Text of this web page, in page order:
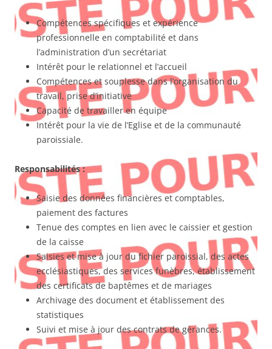
Compétences spécifiques et expérience
professionnelle en comptabilité et dans
l’administration d’un secrétariat
Intérêt pour le relationnel et l’accueil
Compétences et souplesse dans l’organisation du
travail, prise d’initiative
Capacité de travailler en équipe
Intérêt pour la vie de l’Eglise et de la communauté
paroissiale.
Responsabilités :
Saisie des données financières et comptables,
paiement des factures
Tenue des comptes en lien avec le caissier et gestion
de la caisse
Saisies et mise à jour du fichier paroissial, des actes
ecclésiastiques, des services funèbres, établissement
des certificats de baptêmes et de mariages
Archivage des document et établissement des
statistiques
Suivi et mise à jour des contrats de gérances.